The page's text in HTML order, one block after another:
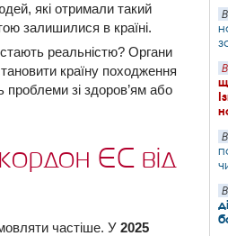
які отримали такий
залишилися в країні.
реальністю? Органи
країну походження
зі здоров’ям або
ЄС від
частіше. У 2025